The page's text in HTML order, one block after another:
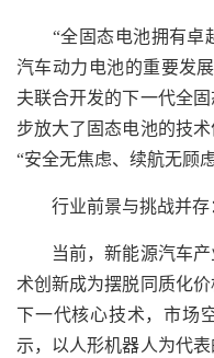
“全固态电池拥有卓
汽车动力电池的重要发
夫联合开发的下一代全
步放大了固态电池的技
“安全无焦虑、续航无顾
行业前景与挑战并存
当前，新能源汽车产
术创新成为摆脱同质化
下一代核心技术，市场
示，以人形机器人为代